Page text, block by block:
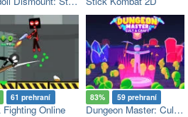
61 prehraní
Online
83% 59 prehraní
Dungeon Master: Cult & Craft